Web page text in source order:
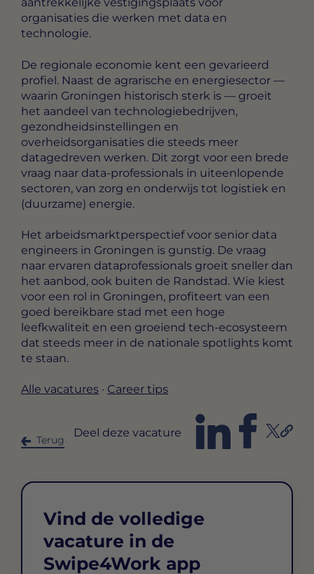
organisaties die werken met data en
technologie.
De regionale economie kent een gevarieerd
profiel. Naast de agrarische en energiesector —
waarin Groningen historisch sterk is — groeit
het aandeel van technologiebedrijven,
gezondheidsinstellingen en
overheidsorganisaties die steeds meer
datagedreven werken. Dit zorgt voor een brede
vraag naar data-professionals in uiteenlopende
sectoren, van zorg en onderwijs tot logistiek en
(duurzame) energie.
Het arbeidsmarktperspectief voor senior data
engineers in Groningen is gunstig. De vraag
naar ervaren dataprofessionals groeit sneller dan
het aanbod, ook buiten de Randstad. Wie kiest
voor een rol in Groningen, profiteert van een
goed bereikbare stad met een hoge
leefkwaliteit en een groeiend tech-ecosysteem
dat steeds meer in de nationale spotlights komt
te staan.
Alle vacatures · Career tips
Terug
Deel deze vacature
Vind de volledige
vacature in de
Swipe4Work app